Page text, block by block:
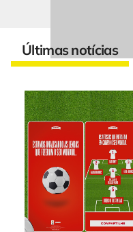
Últimas notícias